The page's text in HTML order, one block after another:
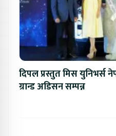
दिपल प्रस्तुत मिस युनिभर्स
ग्रान्ड अडिसन सम्पन्न